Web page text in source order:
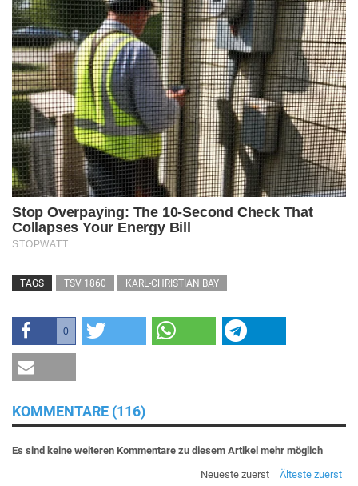
TAGS TSV 1860 KARL-CHRISTIAN BAY
0
KOMMENTARE (116)
Es sind keine weiteren Kommentare zu diesem Artikel mehr möglich
Neueste zuerst
Älteste zuerst